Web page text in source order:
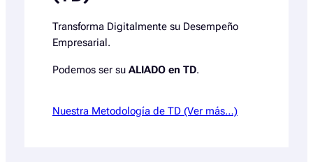
Transforma Digitalmente su Desempeño
Empresarial.
Podemos ser su ALIADO en TD.
Nuestra Metodología de TD (Ver más…)